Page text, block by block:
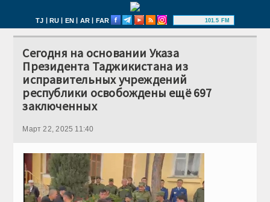
TJ | RU | EN | AR | FAR 101.5 FM
Сегодня на основании Указа
Президента Таджикистана из
исправительных учреждений
республики освобождены ещё 697
заключенных
Март 22, 2025 11:40